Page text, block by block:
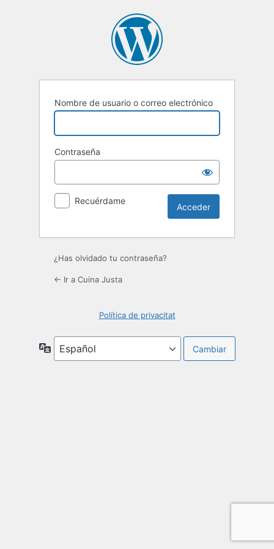
Nombre de usuario o correo electrónico
Contraseña
Recuérdame
¿Has olvidado tu contraseña?
← Ir a Cuina Justa
Política de privacitat
Idioma